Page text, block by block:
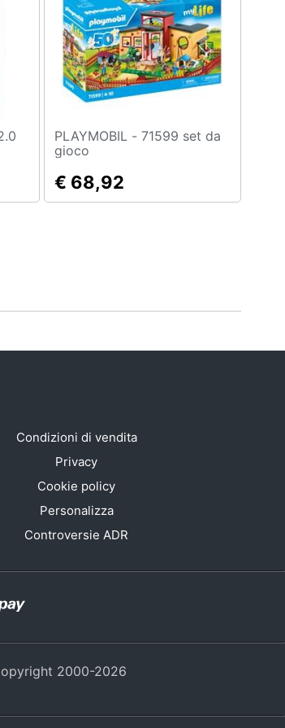
2.0
PLAYMOBIL - 71599 set da
gioco
€ 68,92
Condizioni di vendita
Privacy
Cookie policy
Personalizza
Controversie ADR
2000-2026